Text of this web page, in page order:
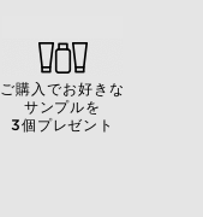
ご購入でお好きな
サンプルを
3個プレゼント